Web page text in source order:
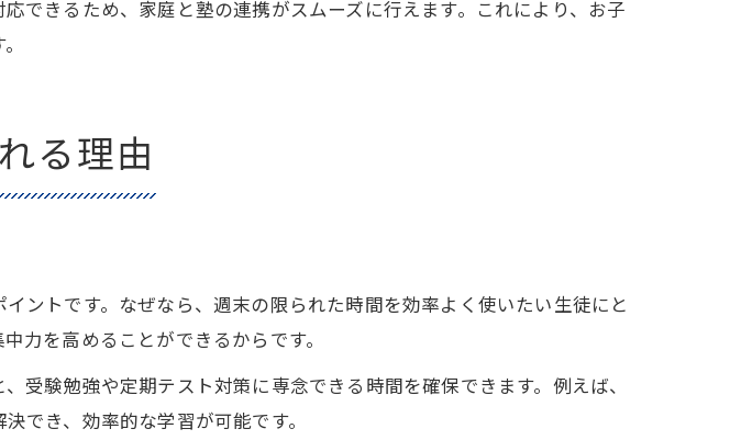
できるため、家庭と塾の連携がスムーズに行えます。これにより、お子
る理由
ントです。なぜなら、週末の限られた時間を効率よく使いたい生徒にと
力を高めることができるからです。
受験勉強や定期テスト対策に専念できる時間を確保できます。例えば、
でき、効率的な学習が可能です。